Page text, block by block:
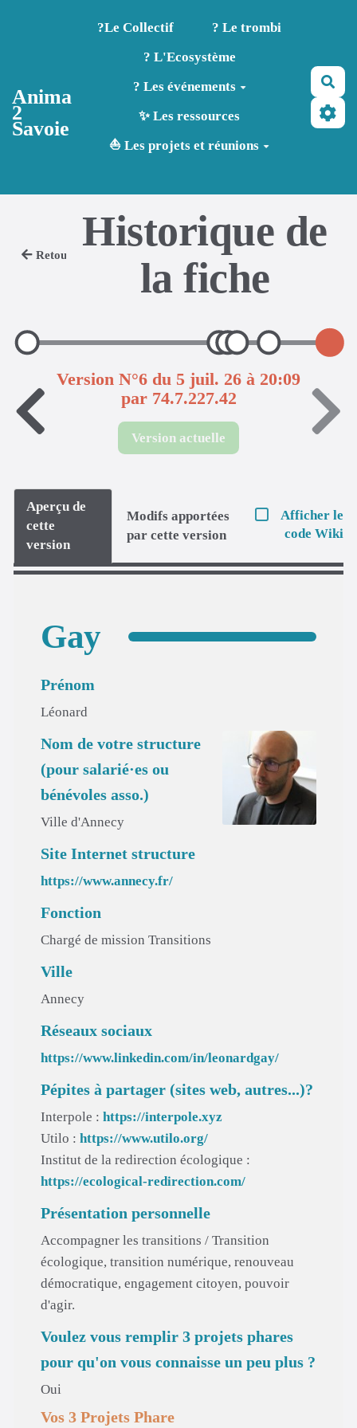
Aller au contenu principal
Anima
2
Savoie
?️Le Collectif
? Le trombi
? L'Ecosystème
? Les événements
✨ Les ressources
⛵ Les projets et réunions
Retour
Historique de
la fiche
Version N°6 du 5 juil. 26 à 20:09
par 74.7.227.42
Version actuelle
Aperçu de
cette
version
Modifs apportées
par cette version
Afficher le
code Wiki
Gay
Prénom
Léonard
Nom de votre structure
(pour salarié·es ou
bénévoles asso.)
Ville d'Annecy
Site Internet structure
https://www.annecy.fr/
Fonction
Chargé de mission Transitions
Ville
Annecy
Réseaux sociaux
https://www.linkedin.com/in/leonardgay/
Pépites à partager (sites web, autres...)?
Interpole : https://interpole.xyz
Utilo : https://www.utilo.org/
Institut de la redirection écologique :
https://ecological-redirection.com/
Présentation personnelle
Accompagner les transitions / Transition
écologique, transition numérique, renouveau
démocratique, engagement citoyen, pouvoir
d'agir.
Voulez vous remplir 3 projets phares
pour qu'on vous connaisse un peu plus ?
Oui
Vos 3 Projets Phare